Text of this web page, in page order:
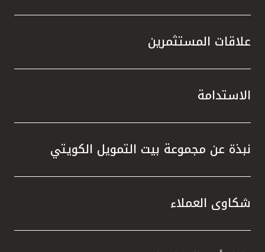
علاقات المستثمرين
الاستدامة
نبذة عن مجموعة بيت التمويل الكويتي
شكاوى العملاء